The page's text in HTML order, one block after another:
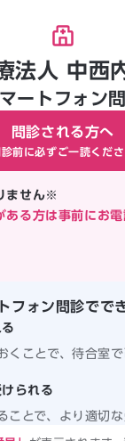
法人 中西
ートフォン
問診される方へ
診前に必ずご一読くださ
ません※
る方は事前にお
フォン問診でで
くことで、待合室
られる
ことで、より適切